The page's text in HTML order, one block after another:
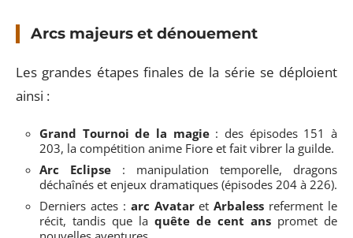
Arcs majeurs et dénouement
Les grandes étapes finales de la série se déploient
ainsi :
Grand Tournoi de la magie: des épisodes 151 à
203, la compétition anime Fiore et fait vibrer la guilde.
Arc Eclipse : manipulation temporelle, dragons
déchaînés et enjeux dramatiques (épisodes 204 à 226).
Derniers actes : arc AvataretArbaless referment le
récit, tandis que la quête de cent ans promet de